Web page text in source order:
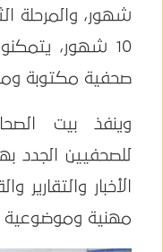
10 شهور،
صحفية مكتوبة
وينفذ بيت
للصحفيين الجدد
الأخبار والتقارير
مهنية